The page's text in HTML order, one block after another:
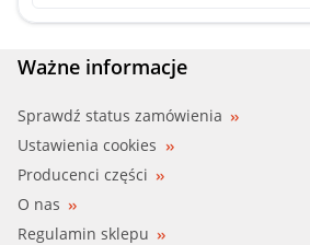
BMW (61 33 7 835 734)
BMW (61 33 7 835 876)
BMW (61 33 8 362 360)
Ważne informacje
Sprawdź status zamówienia
Ustawienia cookies
Producenci części
O nas
Regulamin sklepu